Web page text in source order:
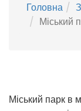
Головна
Міський
Міський парк в